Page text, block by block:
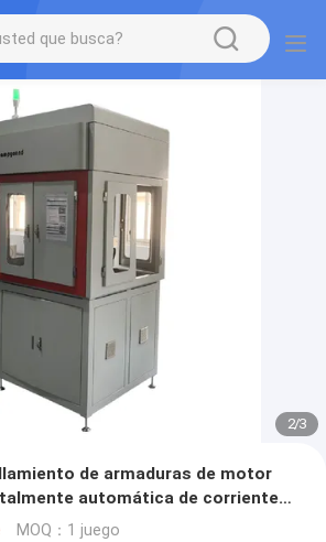
2/3
de armaduras de motor
automática de corriente
MOQ：1 juego